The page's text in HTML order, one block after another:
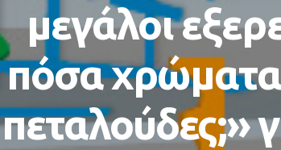
μεγάλοι
πόσα χρώματα
πεταλούδες;»